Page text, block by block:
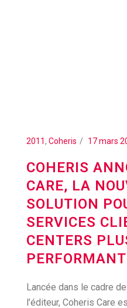
2011, Coheris 17 mars
COHERIS
CARE, LA
SOLUTION
SERVICES
CENTERS
Lancée dans le cadre
l’éditeur, Coheris Care